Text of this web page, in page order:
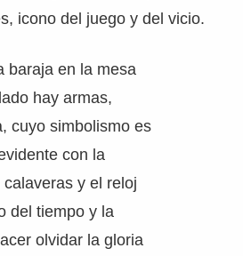
icono del juego y del vicio.
baraja en la mesa
hay armas,
cuyo simbolismo es
con la
y el reloj
del tiempo y la
olvidar la gloria